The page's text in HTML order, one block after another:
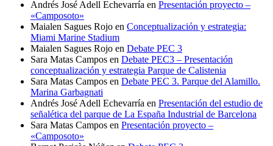
Andrés José Adell Echevarría en Presentación proyecto –
«Camposoto»
Maialen Sagues Rojo en Conceptualización y estrategia:
Miami Marine Stadium
Maialen Sagues Rojo en Debate PEC 3
Sara Matas Campos en Debate PEC3 – Presentación
conceptualización y estrategia Parque de Calistenia
Sara Matas Campos en Debate PEC 3. Parque del Alamillo.
Marina Garbagnati
Andrés José Adell Echevarría en Presentación del estudio de
señalética del parque de La España Industrial de Barcelona
Sara Matas Campos en Presentación proyecto –
«Camposoto»